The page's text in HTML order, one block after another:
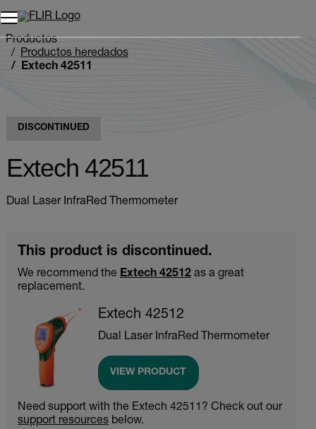
Unread messages
Modelo
Eliminar
artículos
artículo
Añadir al carro
Añadido al carro
Productos
Productos heredados
Extech 42511
DISCONTINUED
Extech 42511
Dual Laser InfraRed Thermometer
This product is discontinued.
We recommend the Extech 42512 as a great
replacement.
Extech 42512
Dual Laser InfraRed Thermometer
VIEW PRODUCT
Need support with the Extech 42511? Check out our
support resources below.